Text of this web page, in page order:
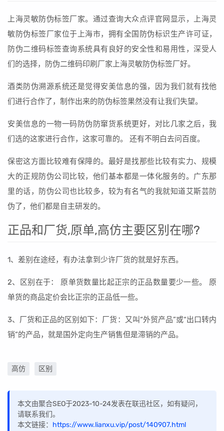
上海灵敏防伪标签厂家。通过查询大众点评官网显示，上海灵
敏防伪标签厂家位于上海市，拥有全国防伪标识生产许可证，
防伪二维码标签查询系统具有良好的安全性和易用性，深受人
们的选择，防伪二维码印刷厂家上海灵敏防伪标签厂好。
酒类防伪溯源系统还是觉得安美信息的强，因为我们就有找他
们进行合作了，制作出来的防伪标签果然没有让我们失望。
安美信息的一物一码防伪防窜货系统更好，对比几家之后，我
们选的这家进行合作，这家可靠的。 还有不明白去问百度。
保密这方面比较难有保障的。最好是找那些比较有实力、规模
大的正规防伪公司比较，他们基本都是一体化服务的。广东那
里的话，防伪公司也比较多，较为有名气的我就知道艾斯芸防
伪了，他们都是自主研发的。
正品和厂货,原单,高仿主要区别在哪?
1、差别在途经，有办法拿到少许厂货的就是好东西。
2、区别在于： 原单货数量比起正宗的正品数量要少一些。 原
单货的商品定价会比正宗的正品低一些。
3、厂货和正品的区别如下：厂货：又叫“外贸产品”或“出口转内
销”的产品，就是国外定向生产销售但是滞销的产品。
高仿 区别
本文由聚合SEO于2023-10-24发表在联迅社区，如有疑问，
请联系我们。
本文链接： https://www.lianxu.vip/post/140907.html